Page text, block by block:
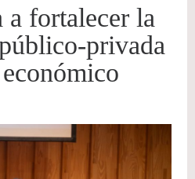
a fortalecer la
privada